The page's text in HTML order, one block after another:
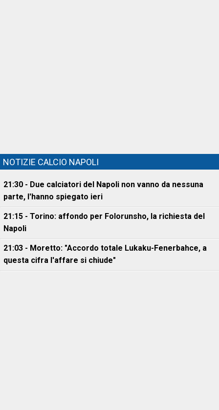
NOTIZIE CALCIO NAPOLI
21:30 - Due calciatori del Napoli non vanno da nessuna
parte, l'hanno spiegato ieri
21:15 - Torino: affondo per Folorunsho, la richiesta del
Napoli
21:03 - Moretto: "Accordo totale Lukaku-Fenerbahce, a
questa cifra l'affare si chiude"